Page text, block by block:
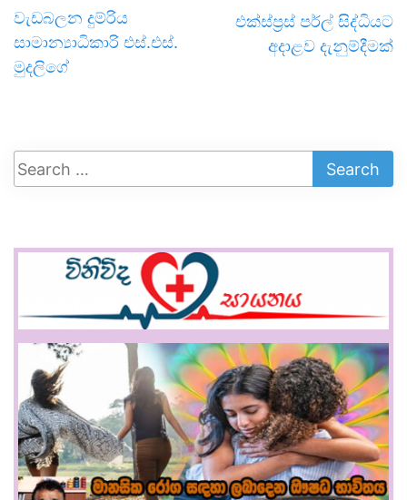
වැඩබලන දුම්රිය
සාමාන්‍යාධිකාරි එස්.එස්.
මුදලිගේ
එක්ස්ප්‍රස් පර්ල් සිද්ධියට
අදාළව දැනුම්දීමක්